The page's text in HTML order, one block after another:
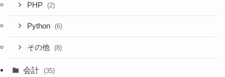
PHP (2)
Python (6)
その他 (8)
会計 (35)